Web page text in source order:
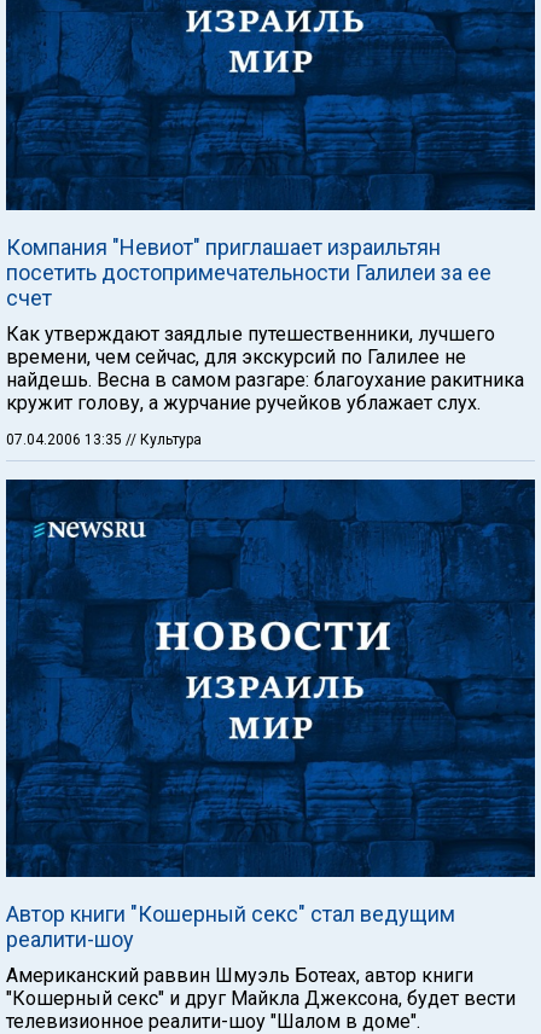
Компания "Невиот" приглашает израильтян
посетить достопримечательности Галилеи за ее
счет
Как утверждают заядлые путешественники, лучшего
времени, чем сейчас, для экскурсий по Галилее не
найдешь. Весна в самом разгаре: благоухание ракитника
кружит голову, а журчание ручейков ублажает слух.
07.04.2006 13:35 // Культура
Автор книги "Кошерный секс" стал ведущим
реалити-шоу
Американский раввин Шмуэль Ботеах, автор книги
"Кошерный секс" и друг Майкла Джексона, будет вести
телевизионное реалити-шоу "Шалом в доме".